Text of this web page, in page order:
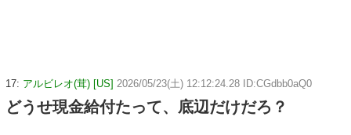
17: アルビレオ(茸) [US] 2026/05/23(土) 12:12:24.28 ID:CGdbb0aQ0
どうせ現金給付たって、底辺だけだろ？